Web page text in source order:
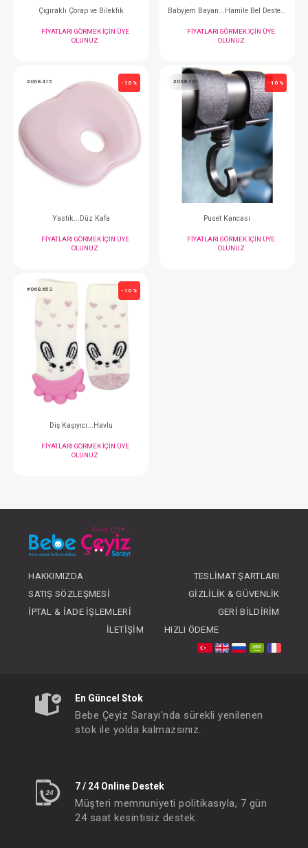
Bakım Çantası...Anne Bebek Araba Bardak ve
Çıgıraklı Çorap ve Bileklik
FIYATLARI GÖRMEK IÇIN ÜYE
OLUNUZ
#068.249
#068.415
Yastık...Düz Kafa
FIYATLARI GÖRMEK IÇIN ÜYE
FIYATLARI
Diş Kaşıyıcı...Havlu
HAKKIMIZDA
TESLIMAT ŞARTLARI
SATIŞ SÖZLEŞMESI
GIZLILIK & GÜVENLIK
İPTAL & İADE İŞLEMLERI
GERI BILDIRIM
İLETIŞIM
HIZLI ÖDEME
En Güncel Stok
Bebe Çeyiz Sarayı'nda sürekli yenilenen
stok ile yolda kalmazsınız.
7 / 24 Online Destek
Müşteri memnuniyeti politikasıyla, 7 gün
24 saat kesintisiz destek.